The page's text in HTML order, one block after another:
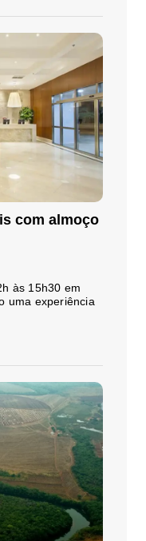
com almoço
às 15h30 em
uma experiência